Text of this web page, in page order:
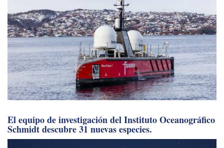
El equipo de investigación del Instituto Oceanográfico
Schmidt descubre 31 nuevas especies.